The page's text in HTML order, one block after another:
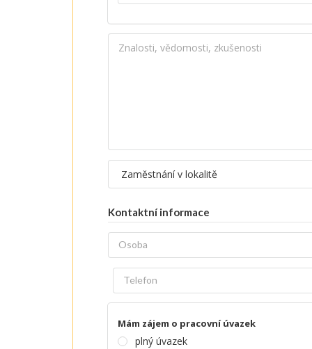
Kontaktní informace
Mám zájem o pracovní úvazek
plný úvazek